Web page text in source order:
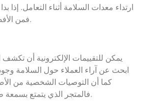
ارتداء معدات السلامة أثناء التعامل. إذا
فمن الأفضل البحث عن متجر آخر.
يمكن للتقييمات الإلكترونية أن
ابحث عن آراء العملاء حول السلامة
كما أن التوصيات الشخصية من
فالمتجر الذي يتمتع بسمعة طيبة عادةً ما يفي بوعوده.